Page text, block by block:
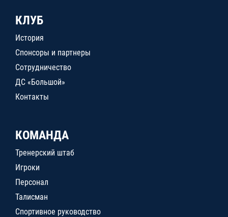
КЛУБ
История
Спонсоры и партнеры
Сотрудничество
ДС «Большой»
Контакты
КОМАНДА
Тренерский штаб
Игроки
Персонал
Талисман
Спортивное руководство